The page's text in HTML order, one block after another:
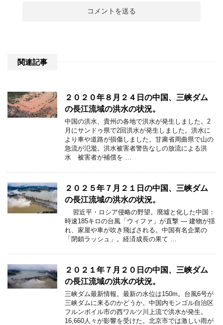
関連記事
２０２０年８月２４日の中国、三峡ダム
の長江流域の洪水の状況。
中国の洪水、貴州の各地で洪水が発生しました。2
月にサンドゥ県で2回洪水が発生しました。洪水に
より車や道路が損傷しました。甘粛省周曲県で山の
急流が氾濫。洪水被害者警告なしの放流による洪
水 被害者が補償を …
２０２５年７月２１日の中国、三峡ダム
の長江流域の洪水の状況。
習近平・ロシア侵略の野望。廃墟と化した中国：
時速185キロの台風「ウィファ」が直撃 ― 建物が揺
れ、家屋や車が吹き飛ばされる。中国有名企業の
「閉鎖ラッシュ」。経済成長の果て …
２０２１年７月２０日の中国、三峡ダム
の長江流域の洪水の状況。
三峡ダム最新情報。最新の水位は150m。台風6号が
三峡ダムに来るのかどうか。中国内モンゴル自治区
フルンボイル市の西ワルツ川上流で洪水が発生。
16,660人々が影響を受けた。北京市では激しい雨が